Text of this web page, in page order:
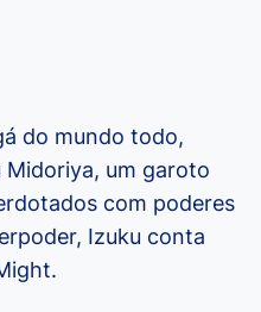
do mundo todo,
Midoriya, um garoto
com poderes
Izuku conta